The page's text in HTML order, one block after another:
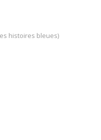
histoires bleues)